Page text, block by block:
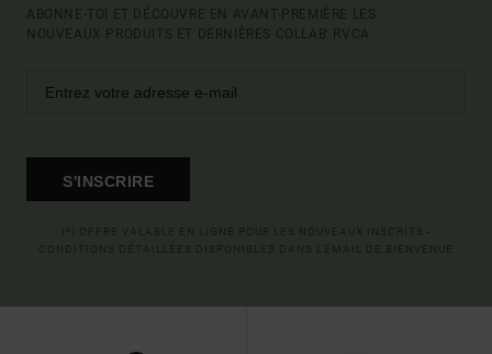
ABONNE-TOI ET DÉCOUVRE EN AVANT-PREMIÈRE LES
NOUVEAUX PRODUITS ET DERNIÈRES COLLAB' RVCA.
S'INSCRIRE